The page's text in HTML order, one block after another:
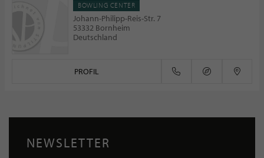
BOWLING CENTER
Johann-Philipp-Reis-Str. 7
53332 Bornheim
Deutschland
PROFIL
NEWSLETTER